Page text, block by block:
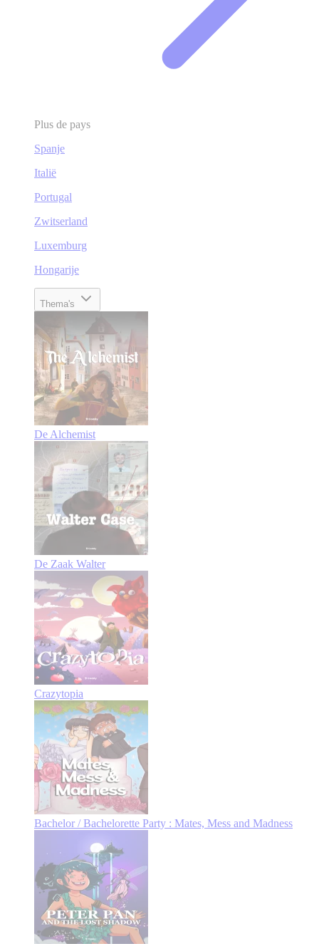
Plus de pays
Spanje
Italië
Portugal
Zwitserland
Luxemburg
Hongarije
Thema's
De Alchemist
De Zaak Walter
Crazytopia
Bachelor / Bachelorette Party : Mates, Mess and Madness